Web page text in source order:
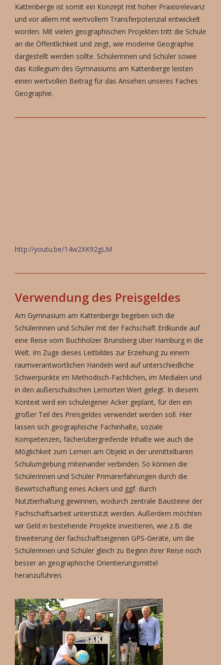
Kattenberge ist somit ein Konzept mit hoher Praxisrelevanz
und vor allem mit wertvollem Transferpotenzial entwickelt
worden. Mit vielen geographischen Projekten tritt die Schule
an die Öffentlichkeit und zeigt, wie moderne Geographie
dargestellt werden sollte. Schülerinnen und Schüler sowie
das Kollegium des Gymnasiums am Kattenberge leisten
einen wertvollen Beitrag für das Ansehen unseres Faches
Geographie.
http://youtu.be/14w2XK92gLM
Verwendung des Preisgeldes
Am Gymnasium am Kattenberge begeben sich die
Schülerinnen und Schüler mit der Fachschaft Erdkunde auf
eine Reise vom Buchholzer Brunsberg über Hamburg in die
Welt. Im Zuge dieses Leitbildes zur Erziehung zu einem
raumverantwortlichen Handeln wird auf unterschiedliche
Schwerpunkte im Methodisch-Fachlichen, im Medialen und
in den außerschulischen Lernorten Wert gelegt. In diesem
Kontext wird ein schuleigener Acker geplant, für den ein
großer Teil des Preisgeldes verwendet werden soll. Hier
lassen sich geographische Fachinhalte, soziale
Kompetenzen, fächerübergreifende Inhalte wie auch die
Möglichkeit zum Lernen am Objekt in der unmittelbaren
Schulumgebung miteinander verbinden. So können die
Schülerinnen und Schüler Primärerfahrungen durch die
Bewirtschaftung eines Ackers und ggf. durch
Nutztierhaltung gewinnen, wodurch zentrale Bausteine der
Fachschaftsarbeit unterstützt werden. Außerdem möchten
wir Geld in bestehende Projekte investieren, wie z.B. die
Erweiterung der fachschaftseigenen GPS-Geräte, um die
Schülerinnen und Schüler gleich zu Beginn ihrer Reise noch
besser an geographische Orientierungsmittel
heranzuführen.